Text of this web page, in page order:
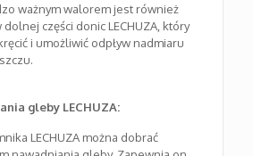
ważnym walorem jest również
części donic LECHUZA, który
i umożliwić odpływ nadmiaru
gleby LECHUZA:
LECHUZA można dobrać